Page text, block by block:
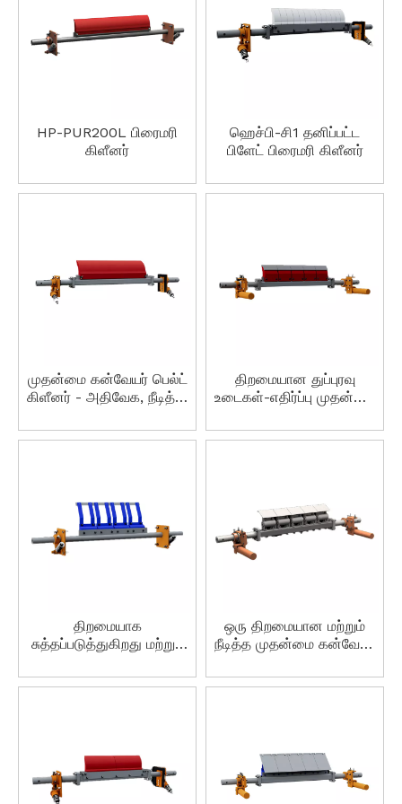
HP-PUR200L பிரைமரி
கிளீனர்
ஹெச்பி-சி1 தனிப்பட்ட
பிளேட் பிரைமரி கிளீனர்
முதன்மை கன்வேயர் பெல்ட்
கிளீனர் - அதிவேக, நீடித்த,
ரிடார்டன்ட்
திறமையான துப்புரவு
உடைகள்-எதிர்ப்பு முதன்மை
திறமையாக
சுத்தப்படுத்துகிறது மற்றும்
ஏற்றது மற்றும் பெல்ட்
ஒரு திறமையான மற்றும்
நீடித்த முதன்மை கன்வேயர்